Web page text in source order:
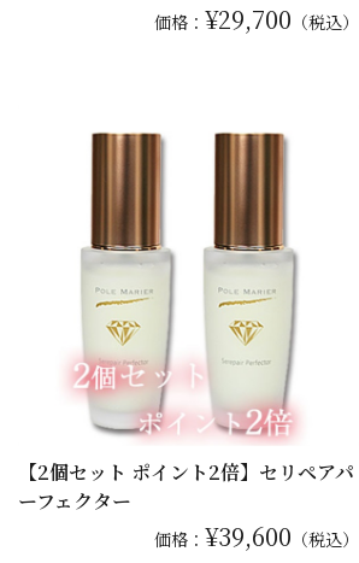
価格： ¥29,700 （税込）
【2個セット ポイント2倍】セリペアパ
ーフェクター
価格： ¥39,600 （税込）